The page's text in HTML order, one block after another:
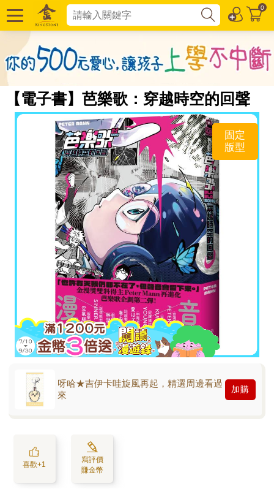
0
【電子書】芭樂歌：穿越時空的回聲
固定
版型
呀哈★吉伊卡哇旋風再起，精選周邊看過
來
加購
喜歡+1
寫評價
賺金幣